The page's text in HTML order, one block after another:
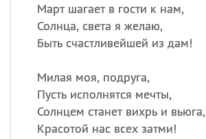
Март шагает в гости к нам,
Солнца, света я желаю,
Быть счастливейшей из дам!
Милая моя, подруга,
Пусть исполнятся мечты,
Солнцем станет вихрь и вьюга,
Красотой нас всех затми!